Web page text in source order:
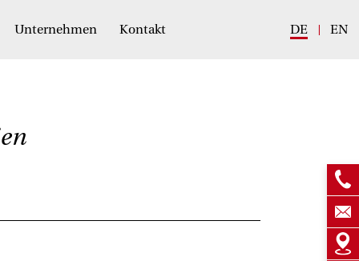
Unternehmen Kontakt DE EN